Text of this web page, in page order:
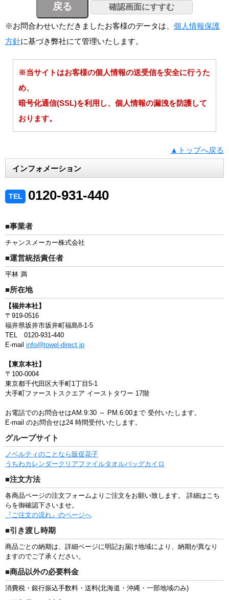
※お問合わせいただきましたお客様のデータは、 個人情報保護
方針に基づき弊社にて管理いたします。
※当サイトはお客様の個人情報の送受信を安全に行うた
め、
暗号化通信(SSL)を利用し、個人情報の漏洩を防護して
おります。
▲トップへ戻る
インフォメーション
TEL 0120-931-440
■事業者
チャンスメーカー株式会社
■運営統括責任者
平林 満
■所在地
【福井本社】
〒919-0516
福井県坂井市坂井町福島8-1-5
TEL 0120-931-440
E-mail info@towel-direct.jp
【東京本社】
〒100-0004
東京都千代田区大手町1丁目5-1
大手町ファーストスクエア イーストタワー 17階
お電話でのお問合せはAM.9:30 ～ PM.6:00まで 受付いたします。
E-mail のお問合せは24 時間受付いたします。
グループサイト
ノベルティのことなら販促花子
うちわカレンダークリアファイルタオルバッグカイロ
■注文方法
各商品ページの注文フォームよりご注文をお願い致します。 詳細はこち
らを御確認下さいませ。
『ご注文の流れ』のページへ
■引き渡し時期
商品ごとの納期は、詳細ページに明記お届け地域により、納期が異なり
ますのでご了承ください。
■商品以外の必要料金
消費税・銀行振込手数料・送料(北海道・沖縄・一部地域のみ)